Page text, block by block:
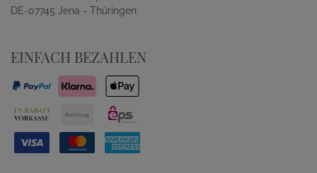
DE-07745 Jena - Thüringen
EINFACH BEZAHLEN